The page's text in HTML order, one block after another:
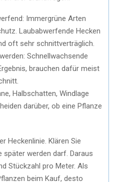
Immergrüne Arten
Laubabwerfende Hecken
oft sehr schnittverträglich.
Schnellwachsende
brauchen dafür meist
Halbschatten, Windlage
darüber, ob eine Pflanze
Heckenlinie. Klären Sie
später werden darf. Daraus
Stückzahl pro Meter. Als
beim Kauf, desto